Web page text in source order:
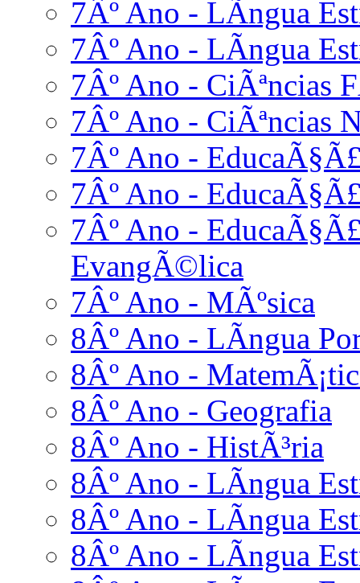
7Âº Ano - LÃ­ngua
7Âº Ano - LÃ­ngua
7Âº Ano - CiÃªncias
7Âº Ano - CiÃªncias
7Âº Ano -
7Âº Ano -
7Âº Ano -
EvangÃ©lica
7Âº Ano - MÃºsica
8Âº Ano - LÃ­ngua
8Âº Ano -
8Âº Ano - Geografia
8Âº Ano - HistÃ³ria
8Âº Ano - LÃ­ngua
8Âº Ano - LÃ­ngua
8Âº Ano - LÃ­ngua